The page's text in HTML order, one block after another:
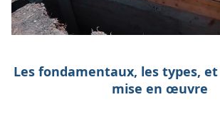
Les fondamentaux, les types,
mise en œuvre